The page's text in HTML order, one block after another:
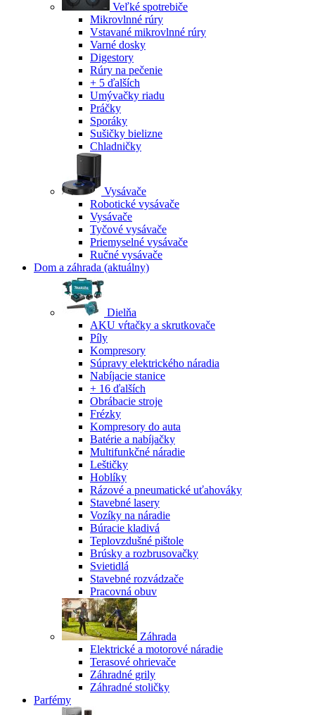
Veľké spotrebiče
Mikrovlnné rúry
Vstavané mikrovlnné rúry
Varné dosky
Digestory
Rúry na pečenie
+ 5 ďalších
Umývačky riadu
Práčky
Sporáky
Sušičky bielizne
Chladničky
Vysávače
Robotické vysávače
Vysávače
Tyčové vysávače
Priemyselné vysávače
Ručné vysávače
Dom a záhrada (aktuálny)
Dielňa
AKU vŕtačky a skrutkovače
Píly
Kompresory
Súpravy elektrického náradia
Nabíjacie stanice
+ 16 ďalších
Obrábacie stroje
Frézky
Kompresory do auta
Batérie a nabíjačky
Multifunkčné náradie
Leštičky
Hoblíky
Rázové a pneumatické uťahováky
Stavebné lasery
Vozíky na náradie
Búracie kladivá
Teplovzdušné pištole
Brúsky a rozbrusovačky
Svietidlá
Stavebné rozvádzače
Pracovná obuv
Záhrada
Elektrické a motorové náradie
Terasové ohrievače
Záhradné grily
Záhradné stoličky
Parfémy